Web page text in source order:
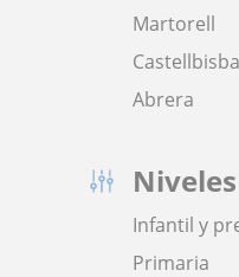
Martorell
Abrera
Infantil y
Primaria